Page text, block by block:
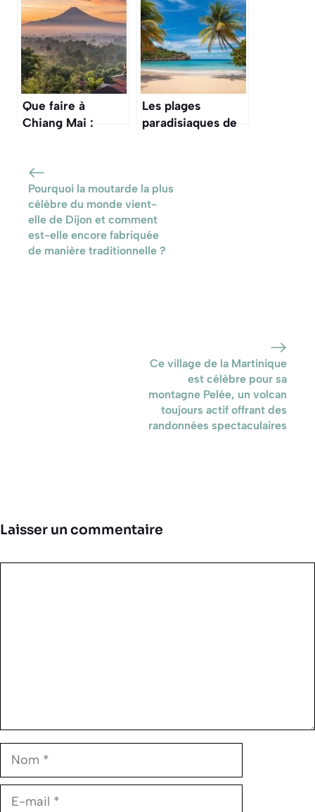
conseils pratiques
Marrakech
Que faire à
Chiang Mai :
conseils pratiques
Les plages
paradisiaques de
séjour inoubliable
Pourquoi la moutarde la plus
célèbre du monde vient-
elle de Dijon et comment
est-elle encore fabriquée
de manière traditionnelle ?
Ce village de la Martinique
est célèbre pour sa
montagne Pelée, un volcan
toujours actif offrant des
randonnées spectaculaires
Laisser un commentaire
Nom
E-